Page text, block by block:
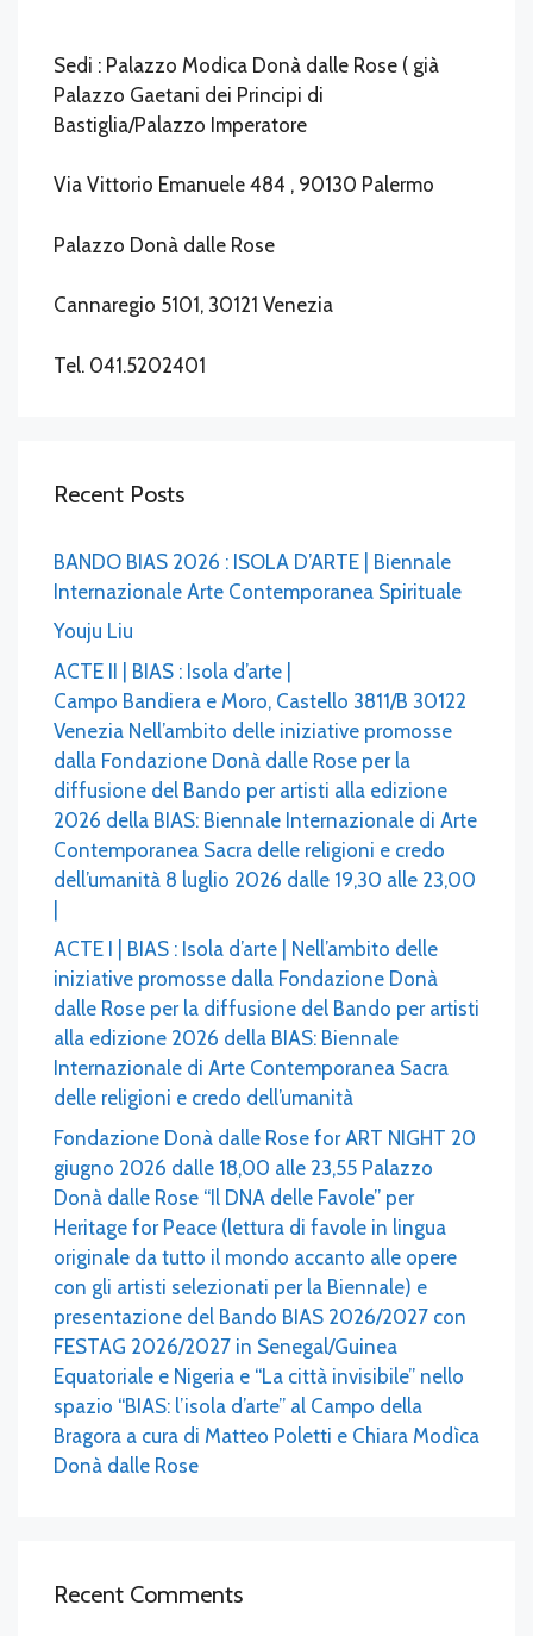
Sedi : Palazzo Modica Donà dalle Rose ( già
Palazzo Gaetani dei Principi di
Bastiglia/Palazzo Imperatore
Via Vittorio Emanuele 484 , 90130 Palermo
Palazzo Donà dalle Rose
Cannaregio 5101, 30121 Venezia
Tel. 041.5202401
Recent Posts
BANDO BIAS 2026 : ISOLA D’ARTE | Biennale
Internazionale Arte Contemporanea Spirituale
Youju Liu
ACTE II | BIAS : Isola d’arte |
Campo Bandiera e Moro, Castello 3811/B 30122
Venezia Nell’ambito delle iniziative promosse
dalla Fondazione Donà dalle Rose per la
diffusione del Bando per artisti alla edizione
2026 della BIAS: Biennale Internazionale di Arte
Contemporanea Sacra delle religioni e credo
dell’umanità 8 luglio 2026 dalle 19,30 alle 23,00
ACTE I | BIAS : Isola d’arte | Nell’ambito delle
iniziative promosse dalla Fondazione Donà
dalle Rose per la diffusione del Bando per artisti
alla edizione 2026 della BIAS: Biennale
Internazionale di Arte Contemporanea Sacra
delle religioni e credo dell’umanità
Fondazione Donà dalle Rose for ART NIGHT 20
giugno 2026 dalle 18,00 alle 23,55 Palazzo
Donà dalle Rose “Il DNA delle Favole” per
Heritage for Peace (lettura di favole in lingua
originale da tutto il mondo accanto alle opere
con gli artisti selezionati per la Biennale) e
presentazione del Bando BIAS 2026/2027 con
FESTAG 2026/2027 in Senegal/Guinea
Equatoriale e Nigeria e “La città invisibile” nello
spazio “BIAS: l’isola d’arte” al Campo della
Bragora a cura di Matteo Poletti e Chiara Modìca
Donà dalle Rose
Recent Comments